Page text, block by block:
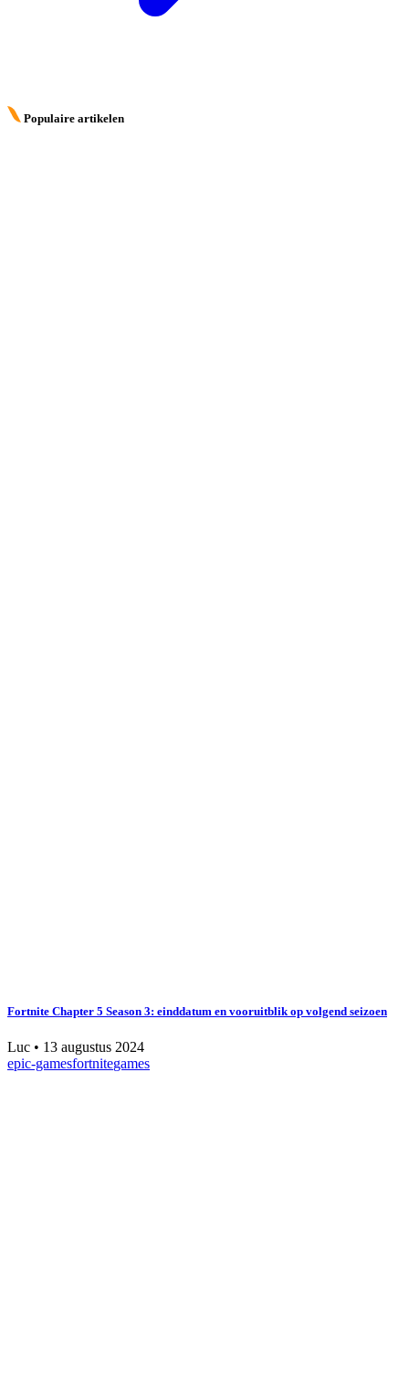
Populaire artikelen
Fortnite Chapter 5 Season 3: einddatum en vooruitblik op volgend seizoen
Luc • 13 augustus 2024
epic-gamesfortnitegames